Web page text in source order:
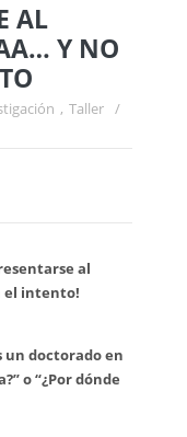
AL
Y NO
, Taller /
al
el intento!
un doctorado en
o “¿Por dónde